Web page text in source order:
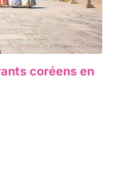
coréens en